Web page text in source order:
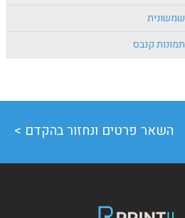
שמשונית
תמונות קנבס
השאר פרטים ונחזור בהקדם >